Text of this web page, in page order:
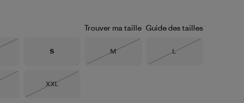
Trouver ma taille Guide des tailles
Taille
S Taille
M
Taille
L
Taille
XXL